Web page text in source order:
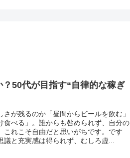
50代が目指す“自律的な稼ぎ
が残るのか「昼間からビールを飲む」
食べる」。誰からも咎められず、自分の
れこそ自由だと思いがちです。です
と充実感は得られず、むしろ虚...